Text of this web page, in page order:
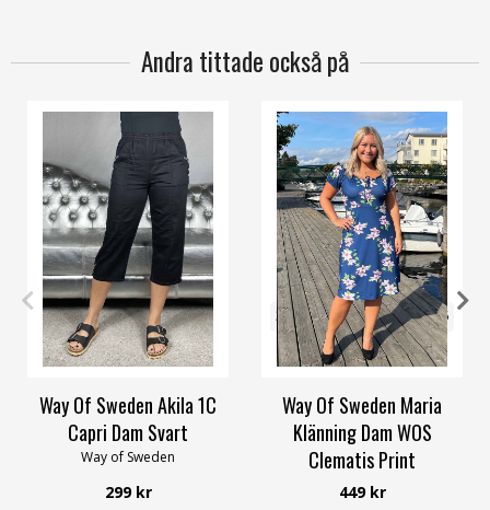
Andra tittade också på
XS S M L XL 4XL
Way Of Sweden Akila 1C
Capri Dam Svart
Way of Sweden
299 kr
32/34 36/38 40/42
44/46
48/50 56/58
Way Of Sweden Maria
Klänning Dam WOS
Clematis Print
Way of Sweden
449 kr